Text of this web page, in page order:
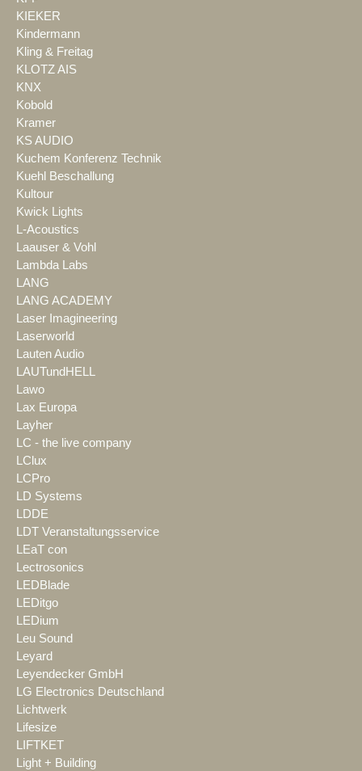
KIEKER
Kindermann
Kling & Freitag
KLOTZ AIS
KNX
Kobold
Kramer
KS AUDIO
Kuchem Konferenz Technik
Kuehl Beschallung
Kultour
Kwick Lights
L-Acoustics
Laauser & Vohl
Lambda Labs
LANG
LANG ACADEMY
Laser Imagineering
Laserworld
Lauten Audio
LAUTundHELL
Lawo
Lax Europa
Layher
LC - the live company
LClux
LCPro
LD Systems
LDDE
LDT Veranstaltungsservice
LEaT con
Lectrosonics
LEDBlade
LEDitgo
LEDium
Leu Sound
Leyard
Leyendecker GmbH
LG Electronics Deutschland
Lichtwerk
Lifesize
LIFTKET
Light + Building